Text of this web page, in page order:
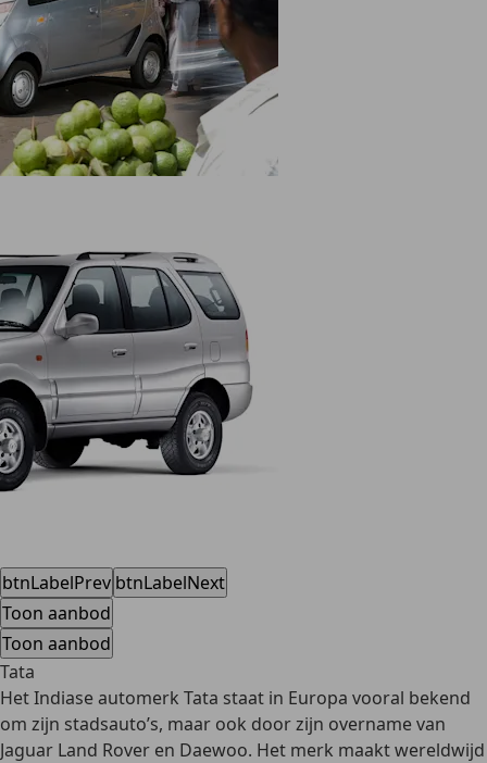
btnLabelPrev btnLabelNext
Toon aanbod
Toon aanbod
Tata
Het Indiase automerk Tata staat in Europa vooral bekend
om zijn stadsauto’s, maar ook door zijn overname van
Jaguar Land Rover en Daewoo. Het merk maakt wereldwijd